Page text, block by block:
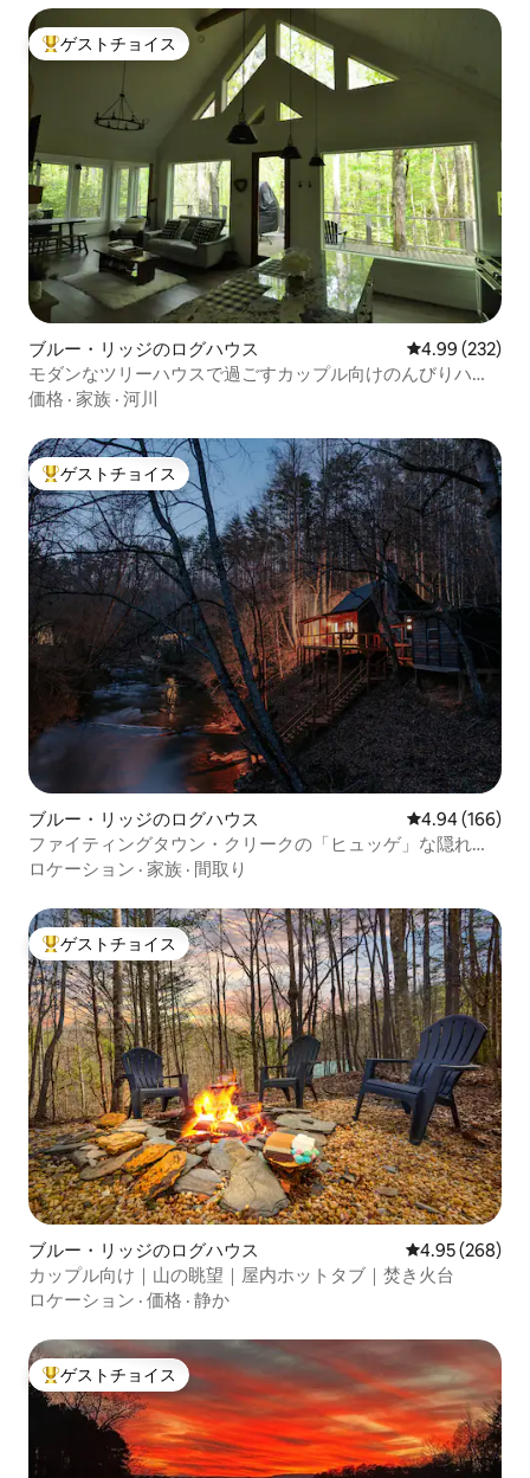
大好評のゲストチョイスです。
ゲストチョイス
ブルー・リッジのログハウス レビュー232
4.99 (232)
モダンなツリーハウスで過ごすカップル向けのんびりハイ
キング
価格 · 家族 · 河川
大好評のゲストチョイスです。
ゲストチョイス
ブルー・リッジのログハウス レビュー166
4.94 (166)
ファイティングタウン・クリークの「ヒュッゲ」な隠れ家
キャビン、ジャグジー付き
ロケーション · 家族 · 間取り
大好評のゲストチョイスです。
ゲストチョイス
ブルー・リッジのログハウス レビュー268
4.95 (268)
カップル向け｜山の眺望｜屋内ホットタブ｜焚き火台
ロケーション · 価格 · 静か
大好評のゲストチョイスです。
ゲストチョイス